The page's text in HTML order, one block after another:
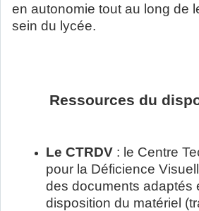
en autonomie tout au long de
sein du lycée.
Ressources du
Le CTRDV : le Centre
pour la Déficience
des documents adaptés
disposition du matériel